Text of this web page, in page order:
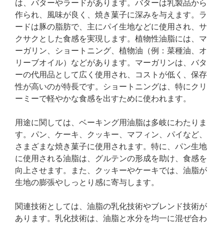
は、バターやラードがあります。バターは乳製品から
作られ、風味が良く、焼き菓子に深みを与えます。ラ
ードは豚の脂肪で、主にパイ生地などに使用され、サ
クサクとした食感を実現します。植物性油脂には、マ
ーガリン、ショートニング、植物油（例：菜種油、オ
リーブオイル）などがあります。マーガリンは、バタ
ーの代用品として広く使用され、コストが低く、保存
性が高いのが特長です。ショートニングは、特にクリ
ーミーで軽やかな食感を出すために使われます。
用途に関しては、ベーキング用油脂は多岐にわたりま
す。パン、ケーキ、クッキー、マフィン、パイなど、
さまざまな焼き菓子に使用されます。特に、パン生地
に使用される油脂は、グルテンの形成を助け、食感を
向上させます。また、クッキーやケーキでは、油脂が
生地の膨張やしっとり感に寄与します。
関連技術としては、油脂の乳化技術やブレンド技術が
あります。乳化技術は、油脂と水分を均一に混ぜ合わ